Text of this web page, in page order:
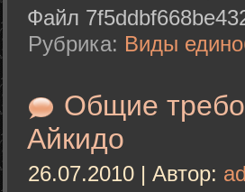
Файл
Рубрика: Виды
Общие
Айкидо
26.07.2010 | Автор: